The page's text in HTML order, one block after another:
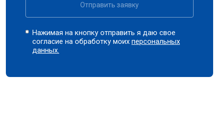
Отправить заявку
Нажимая на кнопку отправить я даю свое
согласие на обработку моихперсональных
данных.